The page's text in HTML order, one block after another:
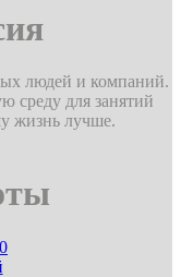
людей и компаний.
среду для занятий
жизнь лучше.